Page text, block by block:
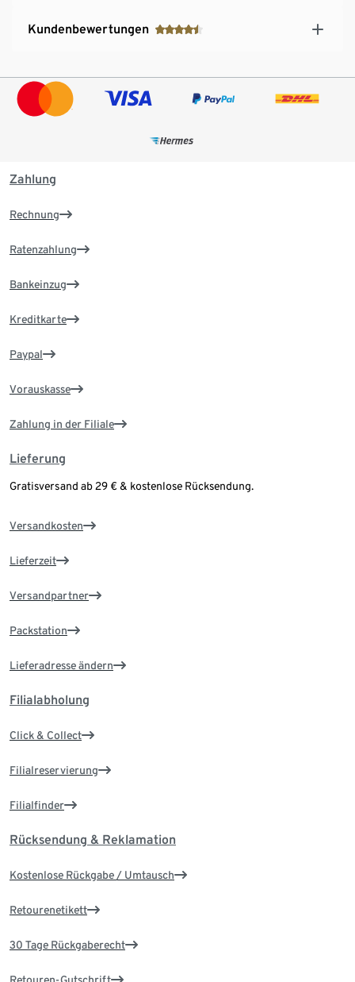
Kundenbewertungen
Zahlung
Rechnung
Ratenzahlung
Bankeinzug
Kreditkarte
Paypal
Vorauskasse
Zahlung in der Filiale
Lieferung
Gratisversand ab 29 € & kostenlose Rücksendung.
Versandkosten
Lieferzeit
Versandpartner
Packstation
Lieferadresse ändern
Filialabholung
Click & Collect
Filialreservierung
Filialfinder
Rücksendung & Reklamation
Kostenlose Rückgabe / Umtausch
Retourenetikett
30 Tage Rückgaberecht